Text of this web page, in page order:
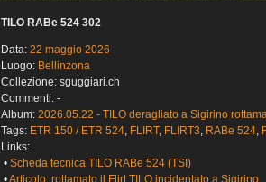
TILO RABe 524 302
Data: 22 maggio 2026
Luogo: Bellinzona
Collezione: sguggiari.ch
Commenti: -
Album: 2026.05.22 - TILO deragliato a Sigirino
Tags: ETR 150 / ETR 524, FLIRT, FLIRT3, RABe 524,
Links:
• Scheda tecnica TILO RABe 524 (TSI)